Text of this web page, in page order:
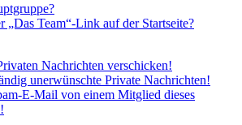
„Das Team“-Link auf der Startseite?
Nachrichten verschicken!
unerwünschte Private Nachrichten!
E-Mail von einem Mitglied dieses